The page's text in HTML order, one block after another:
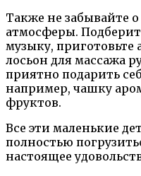
Также не забывайте
атмосферы.
музыку, приготовьте
лосьон для массажа
приятно подарить
например, чашку
фруктов.
Все эти маленькие
полностью
настоящее